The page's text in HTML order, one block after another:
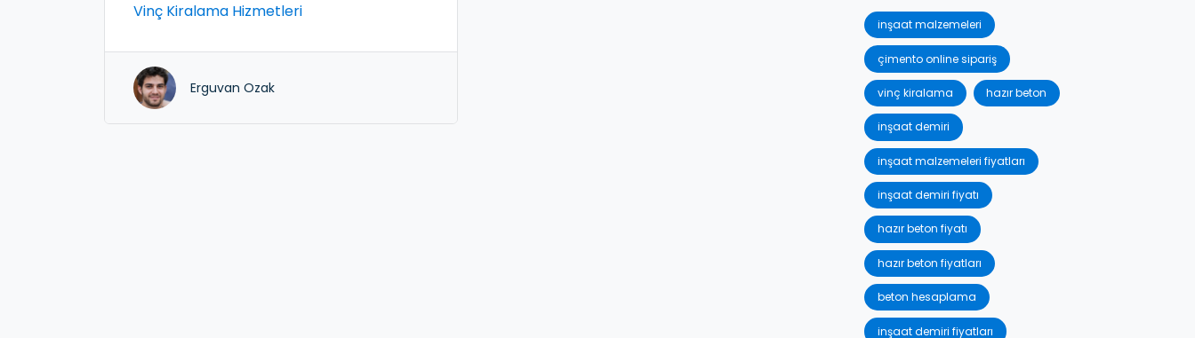
önemli adımlar.
Vinç Kiralama Hizmetleri
Erguvan Ozak
inşaat malzemeleri
çimento online sipariş
vinç kiralama hazır beton
inşaat demiri
inşaat malzemeleri fiyatları
inşaat demiri fiyatı
hazır beton fiyatı
hazır beton fiyatları
beton hesaplama
inşaat demiri fiyatları